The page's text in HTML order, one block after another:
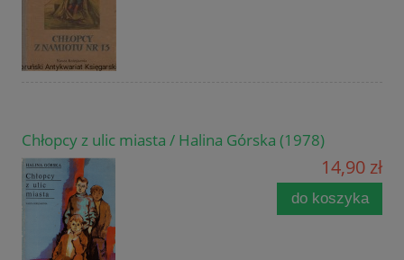
Chłopcy z ulic miasta / Halina Górska (1978)
14,90 zł
do koszyka